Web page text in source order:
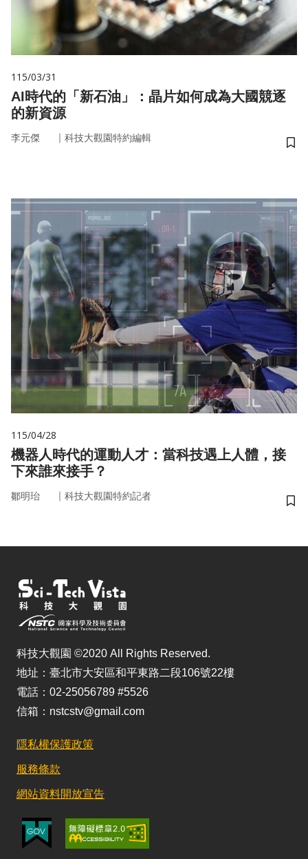
115/03/31
AI時代的「新石油」：晶片如何成為大國競逐
的新資源
李元傑 ｜ 科技大觀園特約編輯
儲
115/04/28
機器人時代的運動人才：當科技遇上人體，接
下來誰來接手？
鄒明珆 ｜ 科技大觀園特約記者
儲
科技大觀園 ©2020 All Rights Reserved.
地址：臺北市大安區和平東路二段106號22樓
電話：02-25056789 #5526
信箱：nstcstv@gmail.com
隱私權保護政策
服務條款
網站資料開放宣告